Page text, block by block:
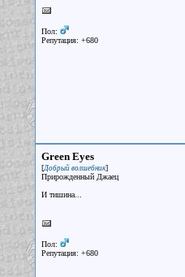
Пол:
Репутация: +680
Green Eyes
[Добрый волшебник]
Прирожденный Джаец
И тишина...
Пол:
Репутация: +680